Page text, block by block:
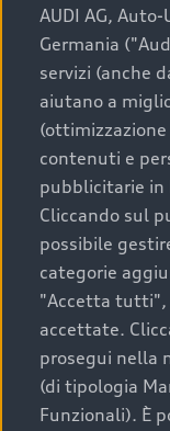
La
un’auto
Scegliere un’auto
convenienza,
acquisto sicuro, è
determinanti
marchio. Audi
Prima Scelta :plus
AUDI AG,
Germania
servizi (anche
aiutano a
contenuti e
pubblicitarie in
Cliccando sul
possibile
categorie
"Accetta tutti",
accettate.
prosegui nella
(di tipologia
Funzionali). È